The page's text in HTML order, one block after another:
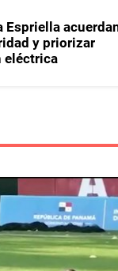
Espriella
y priorizar
eléctrica